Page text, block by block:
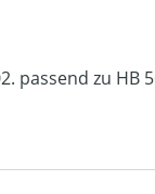
passend zu HB